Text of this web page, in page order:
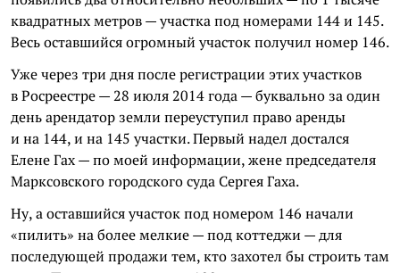
квадратных метров — участка под номерами 144 и 145.
Весь оставшийся огромный участок получил номер 146.
Уже через три дня после регистрации этих участков
в Росреестре — 28 июля 2014 года — буквально за один
день арендатор земли переуступил право аренды
и на 144, и на 145 участки. Первый надел достался
Елене Гах — по моей информации, жене председателя
Марксовского городского суда Сергея Гаха.
Ну, а оставшийся участок под номером 146 начали
«пилить» на более мелкие — под коттеджи — для
последующей продажи тем, кто захотел бы строить там